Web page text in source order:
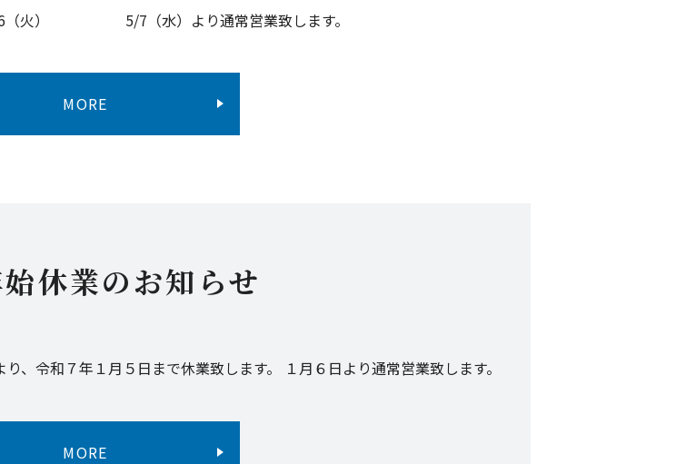
6（火） 5/7（水）より通常営業致します。
MORE
休業のお知らせ
、令和７年１月５日まで休業致します。 １月６日より通常営業致します。
MORE